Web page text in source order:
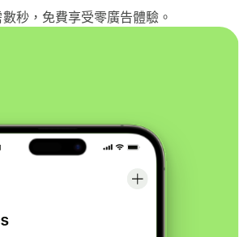
秒，免費享受零廣告體驗。